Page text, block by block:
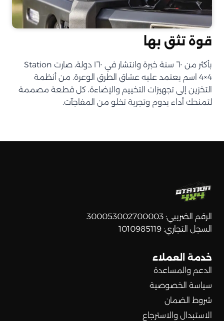
قوة تثق بها
بأكثر من ٦٠ سنة خبرة وانتشار في ١٦٠ دولة، صارت Station
4×4 اسم يعتمد عليه عشاق الطرق الوعرة. من أنظمة
التخزين إلى تجهيزات التخييم والإضاءة، كل قطعة مصممة
لتمنحك أداء يدوم وتجربة تخلو من المفاجآت.
الرقم الضريبي: 300053002700003
السجل التجاري: 1010985119
خدمة العملاء
الدعم والمساعدة
سياسة الخصوصية
شروط الضمان
الاستبدال والاسترجاع